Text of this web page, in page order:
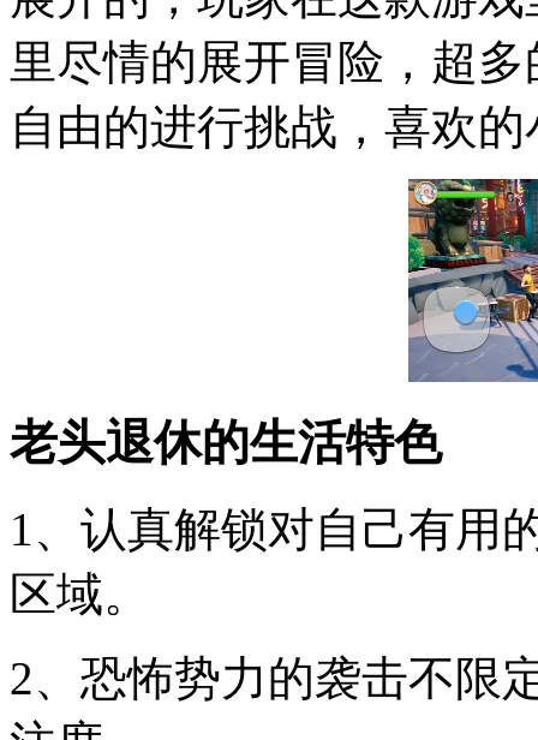
里尽情的展开冒险，超
自由的进行挑战，喜欢
老头退休的生活特色
1、认真解锁对自己有用
区域。
2、恐怖势力的袭击不限